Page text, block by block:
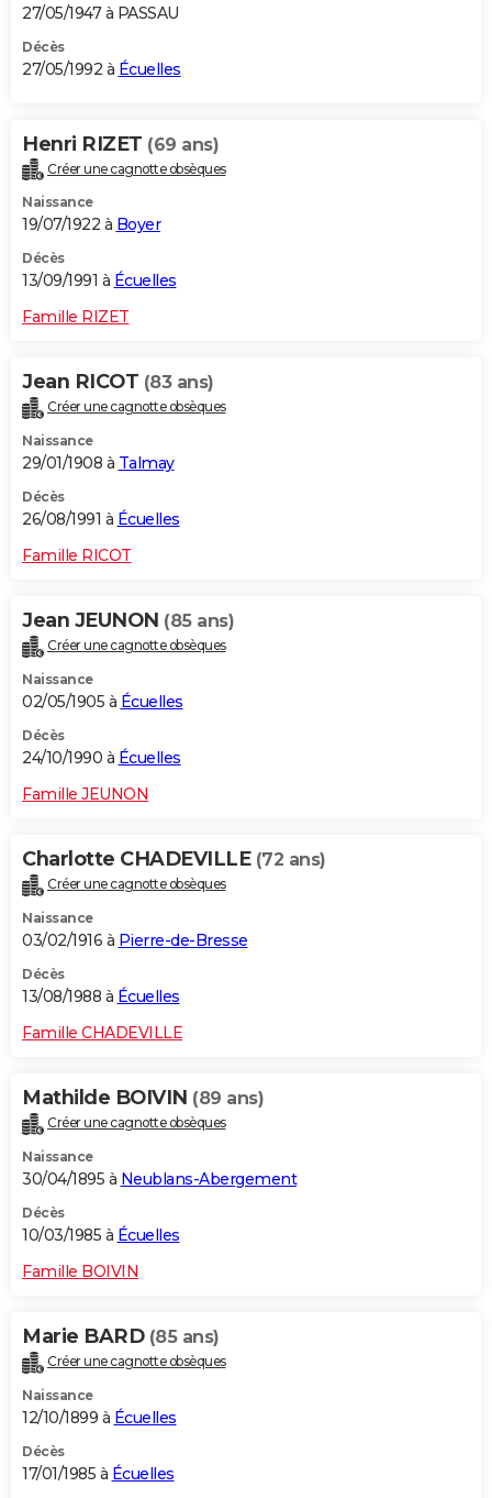
27/05/1947 à PASSAU
Décès
27/05/1992 à Écuelles
Henri RIZET (69 ans)
Créer une cagnotte obsèques
Naissance
19/07/1922 à Boyer
Décès
13/09/1991 à Écuelles
Famille RIZET
Jean RICOT (83 ans)
Créer une cagnotte obsèques
Naissance
29/01/1908 à Talmay
Décès
26/08/1991 à Écuelles
Famille RICOT
Jean JEUNON (85 ans)
Créer une cagnotte obsèques
Naissance
02/05/1905 à Écuelles
Décès
24/10/1990 à Écuelles
Famille JEUNON
Charlotte CHADEVILLE (72 ans)
Créer une cagnotte obsèques
Naissance
03/02/1916 à Pierre-de-Bresse
Décès
13/08/1988 à Écuelles
Famille CHADEVILLE
Mathilde BOIVIN (89 ans)
Créer une cagnotte obsèques
Naissance
30/04/1895 à Neublans-Abergement
Décès
10/03/1985 à Écuelles
Famille BOIVIN
Marie BARD (85 ans)
Créer une cagnotte obsèques
Naissance
12/10/1899 à Écuelles
Décès
17/01/1985 à Écuelles